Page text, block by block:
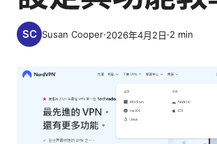
Susan Cooper·2026年4月2日·2 min